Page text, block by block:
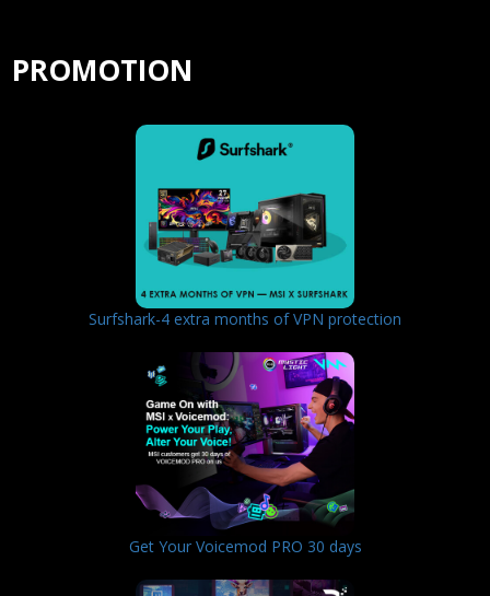
PROMOTION
Surfshark-4 extra months of VPN protection
Get Your Voicemod PRO 30 days